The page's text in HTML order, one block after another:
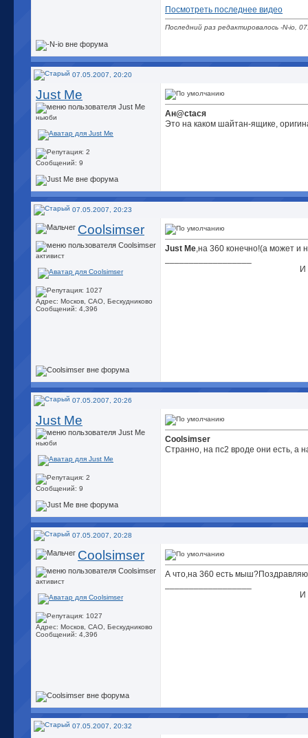
Посмотреть последнее видео
Последний раз редактировалось -N-io,
07.05.2007, 20:20
Just Me
ньюби
Сообщений: 9
Ан@сtася
Это на каком шайтан-ящике,
07.05.2007, 20:23
Coolsimser
активист
Адрес: Москов, САО, Бескудниково
Сообщений: 4,396
Just Me,на 360 конечно!(а может и
И
07.05.2007, 20:26
Just Me
ньюби
Сообщений: 9
Coolsimser
Странно, на пс2 вроде они есть, а
07.05.2007, 20:28
Coolsimser
активист
Адрес: Москов, САО, Бескудниково
Сообщений: 4,396
А что,на 360 есть
И
07.05.2007, 20:32